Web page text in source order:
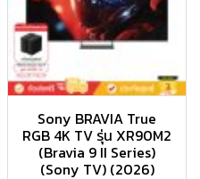
Sony BRAVIA True
RGB 4K TV รุ่น XR90M2
(Bravia 9 II Series)
(Sony TV) (2026)